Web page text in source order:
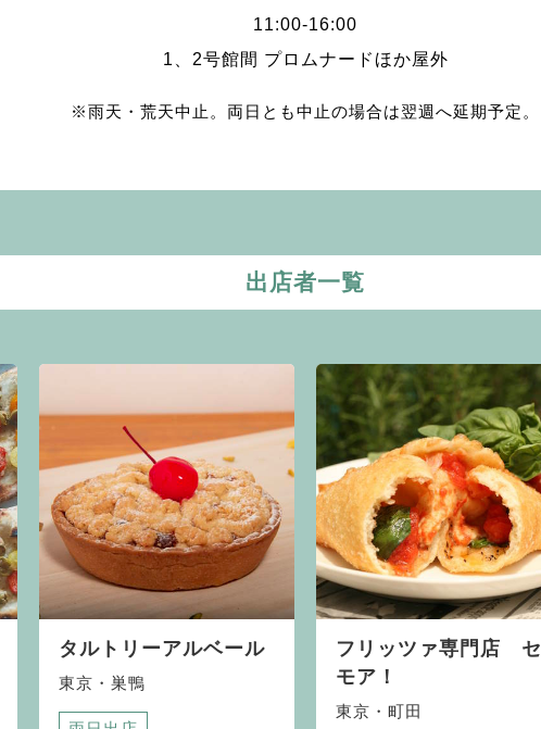
11:00-16:00
1、2号館間 プロムナードほか屋外
※雨天・荒天中止。 両日とも中止の場合は翌週へ延期予定。
出店者一覧
タルトリーアルベール
東京・巣鴨
フリッツァ専門店 セ
モア！
東京・町田